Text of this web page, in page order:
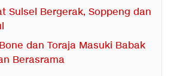
Sulsel Bergerak, Soppeng dan
dan Toraja Masuki Babak
Berasrama